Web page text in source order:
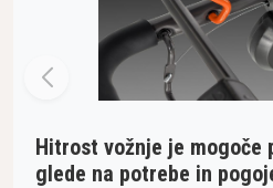
Hitrost vožnje je mogoče
glede na potrebe in